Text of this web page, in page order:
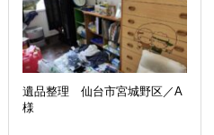
遺品整理 仙台市宮城野区／A
様